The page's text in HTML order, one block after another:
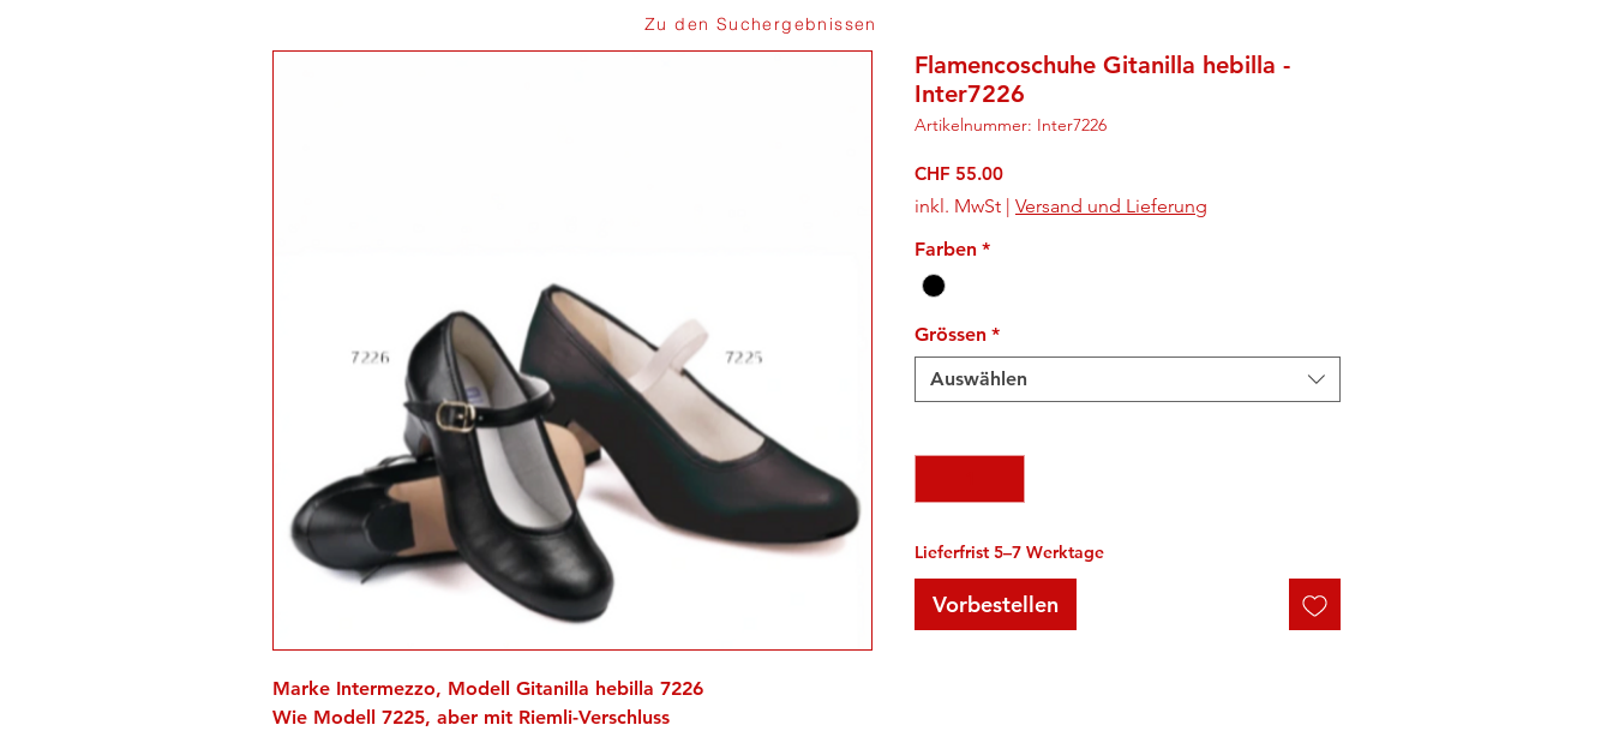
Marke Intermezzo, Modell Gitanilla hebilla 7226
Wie Modell 7225, aber mit Riemli-Verschluss
Flamencoschuhe Gitanilla hebilla -
Inter7226
Artikelnummer: Inter7226
CHF 55.00Preis
inkl. MwSt | Versand und Lieferung
Farben *
Grössen *
Auswählen
Lieferfrist 5–7 Werktage
Vorbestellen
Zu den Suchergebnissen